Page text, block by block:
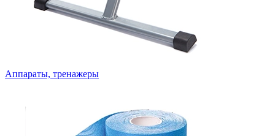
Аппараты, тренажеры